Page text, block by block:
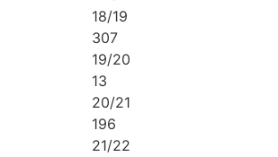
18/19
307
19/20
13
20/21
196
21/22